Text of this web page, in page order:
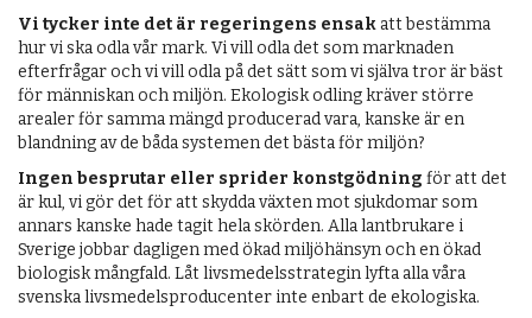
Vi tycker inte det är regeringens ensak att bestämma
hur vi ska odla vår mark. Vi vill odla det som marknaden
efterfrågar och vi vill odla på det sätt som vi själva tror är bäst
för människan och miljön. Ekologisk odling kräver större
arealer för samma mängd producerad vara, kanske är en
blandning av de båda systemen det bästa för miljön?
Ingen besprutar eller sprider konstgödning för att det
är kul, vi gör det för att skydda växten mot sjukdomar som
annars kanske hade tagit hela skörden. Alla lantbrukare i
Sverige jobbar dagligen med ökad miljöhänsyn och en ökad
biologisk mångfald. Låt livsmedelsstrategin lyfta alla våra
svenska livsmedelsproducenter inte enbart de ekologiska.